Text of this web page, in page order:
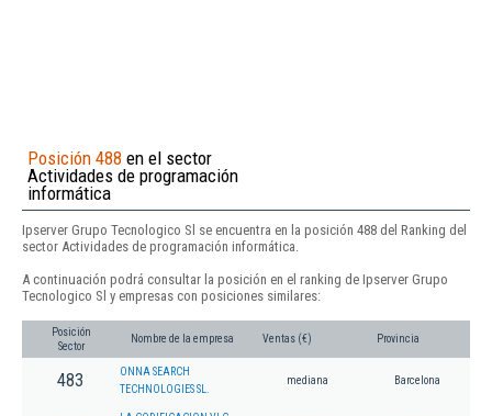
Posición 488 en el sector
Actividades de programación
informática
Ipserver Grupo Tecnologico Sl se encuentra en la posición 488 del Ranking del
sector Actividades de programación informática.
A continuación podrá consultar la posición en el ranking de Ipserver Grupo
Tecnologico Sl y empresas con posiciones similares:
Posición
Sector
Nombre de la empresa Ventas (€) Provincia
483
ONNA SEARCH
TECHNOLOGIES SL.
mediana Barcelona